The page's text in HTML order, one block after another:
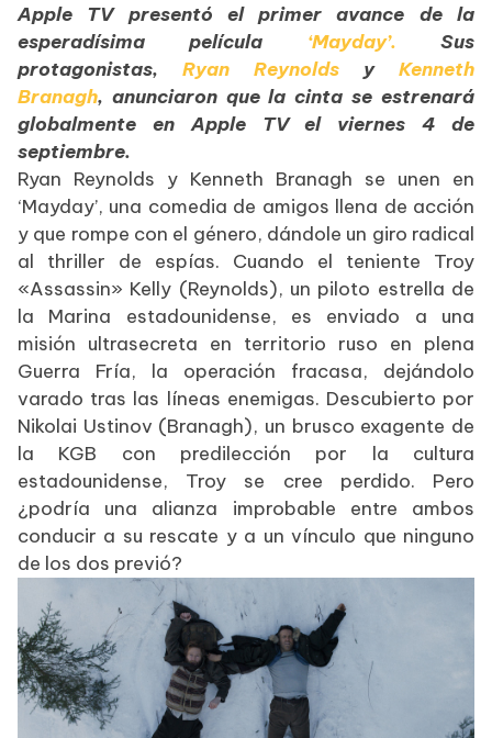
Apple TV presentó el primer avance de la
esperadísima película ‘Mayday’. Sus
protagonistas, Ryan Reynolds y Kenneth
Branagh, anunciaron que la cinta se estrenará
globalmente en Apple TV el viernes 4 de
septiembre.
Ryan Reynolds y Kenneth Branagh se unen en
‘Mayday’, una comedia de amigos llena de acción
y que rompe con el género, dándole un giro radical
al thriller de espías. Cuando el teniente Troy
«Assassin» Kelly (Reynolds), un piloto estrella de
la Marina estadounidense, es enviado a una
misión ultrasecreta en territorio ruso en plena
Guerra Fría, la operación fracasa, dejándolo
varado tras las líneas enemigas. Descubierto por
Nikolai Ustinov (Branagh), un brusco exagente de
la KGB con predilección por la cultura
estadounidense, Troy se cree perdido. Pero
¿podría una alianza improbable entre ambos
conducir a su rescate y a un vínculo que ninguno
de los dos previó?